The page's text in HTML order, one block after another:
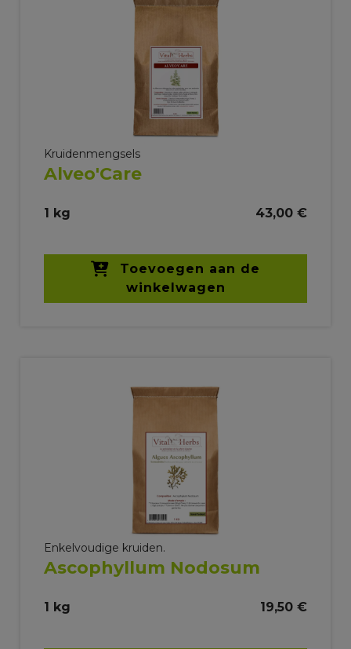
Kruidenmengsels
Alveo'Care
1 kg 43,00 €
Toevoegen aan de
winkelwagen
Enkelvoudige kruiden.
Ascophyllum Nodosum
1 kg 19,50 €